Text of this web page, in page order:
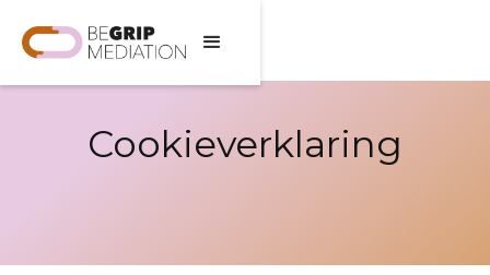
Cookieverklaring